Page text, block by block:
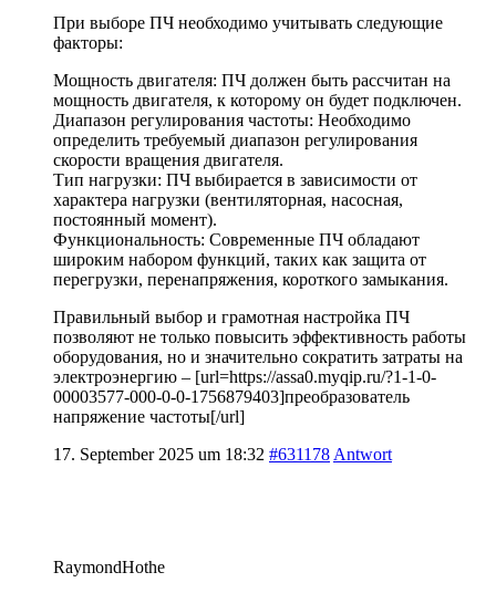
При выборе ПЧ необходимо учитывать следующие
факторы:
Мощность двигателя: ПЧ должен быть рассчитан на
мощность двигателя, к которому он будет подключен.
Диапазон регулирования частоты: Необходимо
определить требуемый диапазон регулирования
скорости вращения двигателя.
Тип нагрузки: ПЧ выбирается в зависимости от
характера нагрузки (вентиляторная, насосная,
постоянный момент).
Функциональность: Современные ПЧ обладают
широким набором функций, таких как защита от
перегрузки, перенапряжения, короткого замыкания.
Правильный выбор и грамотная настройка ПЧ
позволяют не только повысить эффективность работы
оборудования, но и значительно сократить затраты на
электроэнергию – [url=https://assa0.myqip.ru/?1-1-0-
00003577-000-0-0-1756879403]преобразователь
напряжение частоты[/url]
17. September 2025 um 18:32 #631178 Antwort
RaymondHothe